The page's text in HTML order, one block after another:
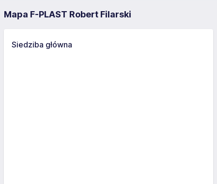
Mapa F-PLAST Robert Filarski
Siedziba główna